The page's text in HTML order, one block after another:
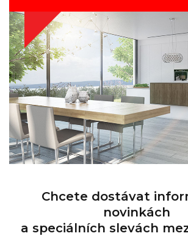
Chcete dostávat
novinkách
a speciálních slevách